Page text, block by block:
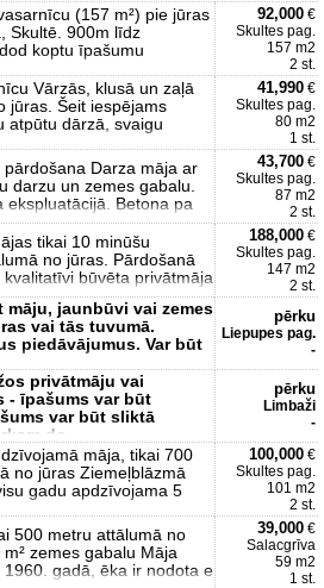
(157 m²) pie jūras
Skultē. 900m līdz
koptu īpašumu
92,000 €
Skultes pag.
157 m2
2 st.
Vārzās, klusā un zaļā
jūras. Šeit iespējams
atpūtu dārzā, svaigu
41,990 €
Skultes pag.
80 m2
1 st.
pārdošana Darza māja ar
darzu un zemes gabalu.
ekspluatācijā. Betona pa
43,700 €
Skultes pag.
87 m2
2 st.
tikai 10 minūšu
no jūras. Pārdošanā
būvēta privātmāja
188,000 €
Skultes pag.
147 m2
2 st.
māju, jaunbūvi vai zemes
vai tās tuvumā.
piedāvājumus. Var būt
pērku
Liepupes pag.
-
privātmāju vai
- īpašums var būt
var būt sliktā
do
pērku
Limbaži
-
māja, tikai 700
no jūras Ziemeļblāzmā
gadu apdzīvojama 5
100,000 €
Skultes pag.
101 m2
2 st.
500 metru attālumā no
zemes gabalu Māja
gadā, ēka ir nodota e
39,000 €
Salacgrīva
59 m2
1 st.